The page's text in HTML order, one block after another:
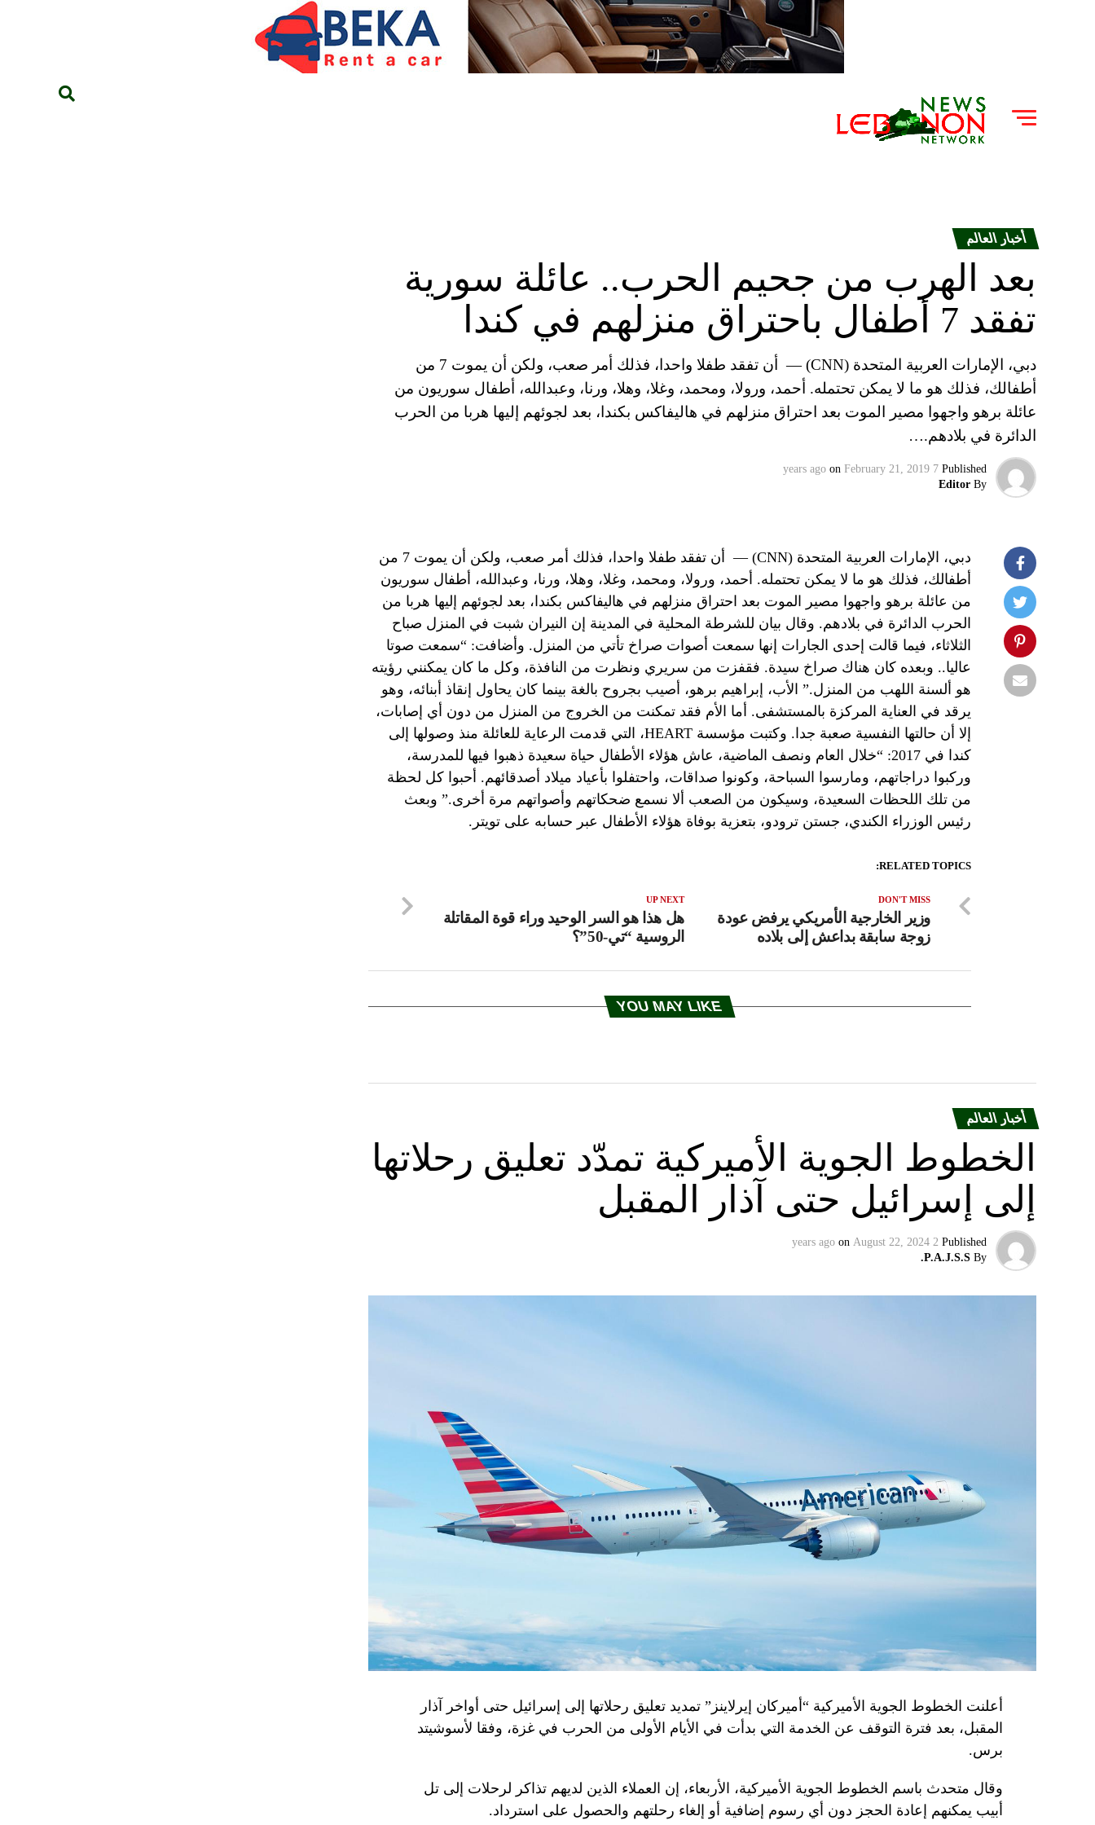
أخبار العالم
بعد الهرب من جحيم الحرب.. عائلة سورية
تفقد 7 أطفال باحتراق منزلهم في كندا
دبي، الإمارات العربية المتحدة (CNN) — أن تفقد طفلا واحدا، فذلك أمر صعب، ولكن أن يموت 7 من
أطفالك، فذلك هو ما لا يمكن تحتمله. أحمد، ورولا، ومحمد، وغلا، وهلا، ورنا، وعبدالله، أطفال سوريون من
عائلة برهو واجهوا مصير الموت بعد احتراق منزلهم في هاليفاكس بكندا، بعد لجوئهم إليها هربا من الحرب
الدائرة في بلادهم.…
Published
7 years ago
on February 21, 2019
By
Editor
دبي، الإمارات العربية المتحدة (CNN) — أن تفقد طفلا واحدا، فذلك أمر صعب، ولكن أن يموت 7 من
أطفالك، فذلك هو ما لا يمكن تحتمله. أحمد، ورولا، ومحمد، وغلا، وهلا، ورنا، وعبدالله، أطفال سوريون
من عائلة برهو واجهوا مصير الموت بعد احتراق منزلهم في هاليفاكس بكندا، بعد لجوئهم إليها هربا من
الحرب الدائرة في بلادهم. وقال بيان للشرطة المحلية في المدينة إن النيران شبت في المنزل صباح
الثلاثاء، فيما قالت إحدى الجارات إنها سمعت أصوات صراخ تأتي من المنزل. وأضافت: “سمعت صوتا
عاليا.. وبعده كان هناك صراخ سيدة. فقفزت من سريري ونظرت من النافذة، وكل ما كان يمكنني رؤيته
هو ألسنة اللهب من المنزل.” الأب، إبراهيم برهو، أصيب بجروح بالغة بينما كان يحاول إنقاذ أبنائه، وهو
يرقد في العناية المركزة بالمستشفى. أما الأم فقد تمكنت من الخروج من المنزل من دون أي إصابات،
إلا أن حالتها النفسية صعبة جدا. وكتبت مؤسسة HEART، التي قدمت الرعاية للعائلة منذ وصولها إلى
كندا في 2017: “خلال العام ونصف الماضية، عاش هؤلاء الأطفال حياة سعيدة ذهبوا فيها للمدرسة،
وركبوا دراجاتهم، ومارسوا السباحة، وكونوا صداقات، واحتفلوا بأعياد ميلاد أصدقائهم. أحبوا كل لحظة
من تلك اللحظات السعيدة، وسيكون من الصعب ألا نسمع ضحكاتهم وأصواتهم مرة أخرى.” وبعث
رئيس الوزراء الكندي، جستن ترودو، بتعزية بوفاة هؤلاء الأطفال عبر حسابه على تويتر.
RELATED TOPICS:
UP NEXT
هل هذا هو السر الوحيد وراء قوة المقاتلة
الروسية “تي-50”؟
DON'T MISS
وزير الخارجية الأمريكي يرفض عودة
زوجة سابقة بداعش إلى بلاده
YOU MAY LIKE
أخبار العالم
الخطوط الجوية الأميركية تمدّد تعليق رحلاتها
إلى إسرائيل حتى آذار المقبل
Published
2 years ago
on August 22, 2024
By
P.A.J.S.S.
أعلنت الخطوط الجوية الأميركية “أميركان إيرلاينز” تمديد تعليق رحلاتها إلى إسرائيل حتى أواخر آذار
المقبل، بعد فترة التوقف عن الخدمة التي بدأت في الأيام الأولى من الحرب في غزة، وفقا لأسوشيتد
برس.
وقال متحدث باسم الخطوط الجوية الأميركية، الأربعاء، إن العملاء الذين لديهم تذاكر لرحلات إلى تل
أبيب يمكنهم إعادة الحجز دون أي رسوم إضافية أو إلغاء رحلتهم والحصول على استرداد.